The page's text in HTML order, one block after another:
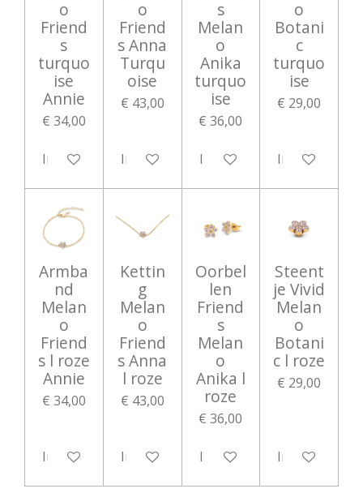
o
Friend
s
turquo
ise
Annie
€ 34,00
In winkelwagen
o
Friend
s Anna
Turqu
oise
€ 43,00
In winkelwagen
s
Melan
o
Anika
turquo
ise
€ 36,00
In winkelwagen
o
Botani
c
turquo
ise
€ 29,00
In
Armba
nd
Melan
o
Friend
s l roze
Annie
€ 34,00
In winkelwagen
Kettin
g
Melan
o
Friend
s Anna
l roze
€ 43,00
In winkelwagen
Oorbel
len
Friend
s
Melan
o
Anika l
roze
€ 36,00
In winkelwagen
Steent
je Vivid
Melan
o
Botani
c l roze
€ 29,00
In